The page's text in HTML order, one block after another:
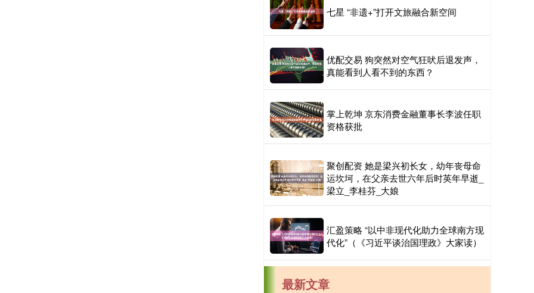
七星 “非遗+”打开文旅融合新空间
优配交易 狗突然对空气狂吠后退发声，
真能看到人看不到的东西？
掌上乾坤 京东消费金融董事长李波任职
资格获批
聚创配资 她是梁兴初长女，幼年丧母命
运坎坷，在父亲去世六年后时英年早逝_
梁立_李桂芬_大娘
汇盈策略 “以中非现代化助力全球南方现
代化”（《习近平谈治国理政》大家读）
最新文章